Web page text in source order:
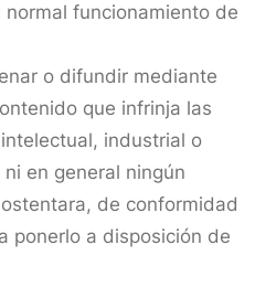
funcionamiento de
o difundir mediante
que infrinja las
industrial o
en general ningún
de conformidad
ponerlo a disposición de